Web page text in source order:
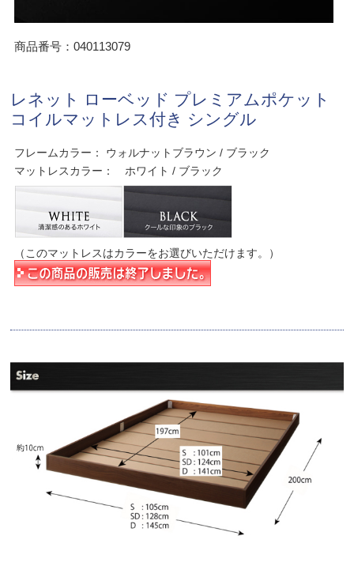
商品番号：040113079
レネット ローベッド プレミアムポケット
コイルマットレス付き シングル
フレームカラー： ウォルナットブラウン / ブラック
マットレスカラー： ホワイト / ブラック
（このマットレスはカラーをお選びいただけます。）